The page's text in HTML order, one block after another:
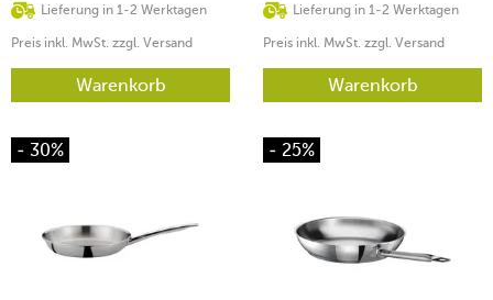
Lieferung in 1-2 Werktagen
Preis inkl. MwSt. zzgl. Versand
Warenkorb
Lieferung in 1-2 Werktagen
Preis inkl. MwSt. zzgl. Versand
Warenkorb
- 30% - 25%